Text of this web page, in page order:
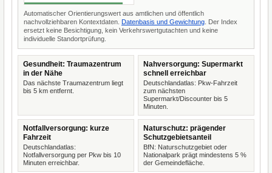
Automatischer Orientierungswert aus amtlichen und öffentlich
nachvollziehbaren Kontextdaten. Datenbasis und Gewichtung . Der Index
ersetzt keine Besichtigung, kein Verkehrswertgutachten und keine
individuelle Standortprüfung.
Gesundheit: Traumazentrum
in der Nähe
Das nächste Traumazentrum liegt
bis 5 km entfernt.
Nahversorgung: Supermarkt
schnell erreichbar
Deutschlandatlas: Pkw-Fahrzeit
zum nächsten
Supermarkt/Discounter bis 5
Minuten.
Notfallversorgung: kurze
Fahrzeit
Deutschlandatlas:
Notfallversorgung per Pkw bis 10
Minuten erreichbar.
Naturschutz: prägender
Schutzgebietsanteil
BfN: Naturschutzgebiet oder
Nationalpark prägt mindestens 5 %
der Gemeindefläche.